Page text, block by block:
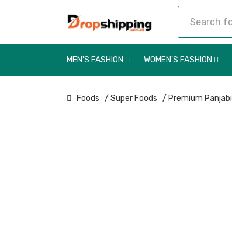
MEN'S FASHION WOMEN'S FASHION
Foods / Super Foods / Premium Panjabi